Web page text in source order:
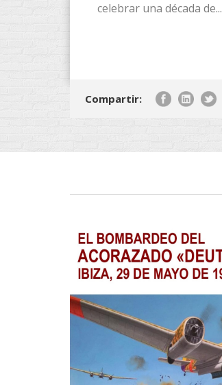
celebrar una década de...
Compartir: